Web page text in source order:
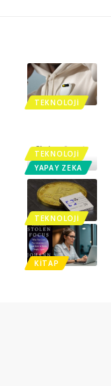
TEKNOLOJI
TEKNOLOJI
YAPAY ZEKA
TEKNOLOJI
KITAP